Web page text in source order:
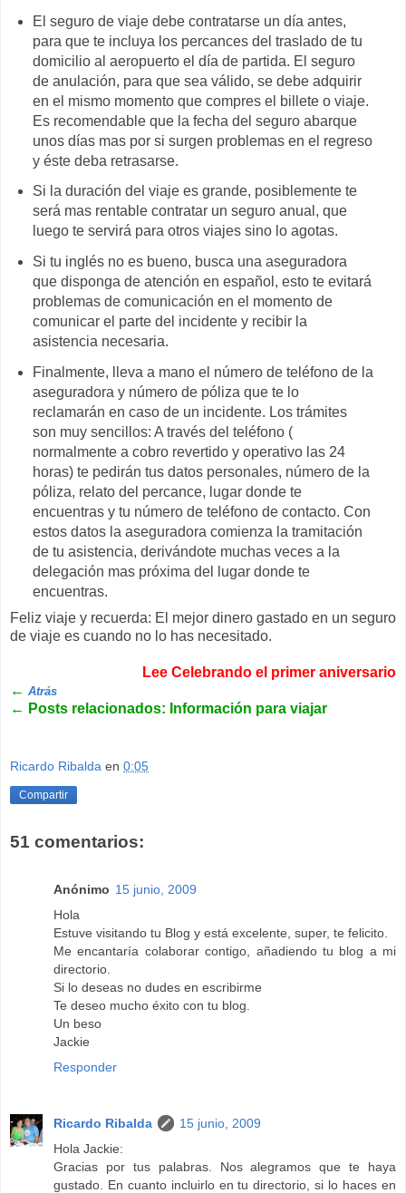
El seguro de viaje debe contratarse un día antes,
para que te incluya los percances del traslado de tu
domicilio al aeropuerto el día de partida. El seguro
de anulación, para que sea válido, se debe adquirir
en el mismo momento que compres el billete o viaje.
Es recomendable que la fecha del seguro abarque
unos días mas por si surgen problemas en el regreso
y éste deba retrasarse.
Si la duración del viaje es grande, posiblemente te
será mas rentable contratar un seguro anual, que
luego te servirá para otros viajes sino lo agotas.
Si tu inglés no es bueno, busca una aseguradora
que disponga de atención en español, esto te evitará
problemas de comunicación en el momento de
comunicar el parte del incidente y recibir la
asistencia necesaria.
Finalmente, lleva a mano el número de teléfono de la
aseguradora y número de póliza que te lo
reclamarán en caso de un incidente. Los trámites
son muy sencillos: A través del teléfono (
normalmente a cobro revertido y operativo las 24
horas) te pedirán tus datos personales, número de la
póliza, relato del percance, lugar donde te
encuentras y tu número de teléfono de contacto. Con
estos datos la aseguradora comienza la tramitación
de tu asistencia, derivándote muchas veces a la
delegación mas próxima del lugar donde te
encuentras.
Feliz viaje y recuerda: El mejor dinero gastado en un seguro
de viaje es cuando no lo has necesitado.
Lee Celebrando el primer aniversario
← Atrás
← Posts relacionados: Información para viajar
Ricardo Ribalda en 0:05
Compartir
51 comentarios:
Anónimo 15 junio, 2009
Hola
Estuve visitando tu Blog y está excelente, super, te felicito.
Me encantaría colaborar contigo, añadiendo tu blog a mi
directorio.
Si lo deseas no dudes en escribirme
Te deseo mucho éxito con tu blog.
Un beso
Jackie
Responder
Ricardo Ribalda
15 junio, 2009
Hola Jackie:
Gracias por tus palabras. Nos alegramos que te haya
gustado. En cuanto incluirlo en tu directorio, si lo haces en